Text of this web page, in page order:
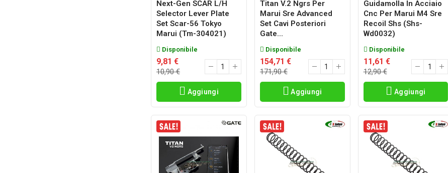
Next-Gen SCAR L/H
Selector Lever Plate
Set Scar-56 Tokyo
Marui (tm-304021)
Disponibile
9,81 €
10,90 €
Aggiungi
Titan V.2 Ngrs Per
Marui Sre Advanced
Set Cavi Posteriori
Gate...
Disponibile
154,71 €
171,90 €
Aggiungi
Guidamolla In Acciaio
Cnc Per Marui M4 Sre
Recoil Shs (shs-
Wd0032)
Disponibile
11,61 €
12,90 €
Aggiungi